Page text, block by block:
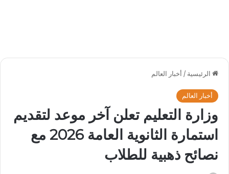
الرئيسية / أخبار العالم
أخبار العالم
وزارة التعليم تعلن آخر موعد لتقديم
استمارة الثانوية العامة 2026 مع
نصائح ذهبية للطلاب